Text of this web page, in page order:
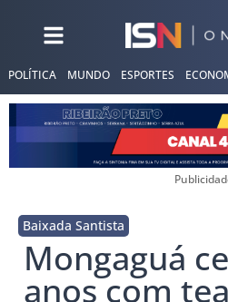
POLÍTICA MUNDO ESPORTES
Baixada Santista
Mongaguá
anos com